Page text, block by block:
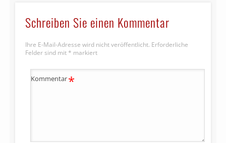
Schreiben Sie einen Kommentar
Ihre E-Mail-Adresse wird nicht veröffentlicht. Erforderliche
Felder sind mit * markiert
Kommentar*